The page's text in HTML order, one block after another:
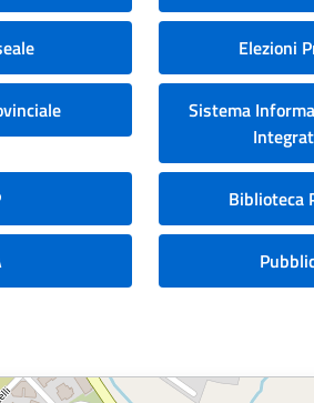
Elezioni
Sistema
Biblioteca